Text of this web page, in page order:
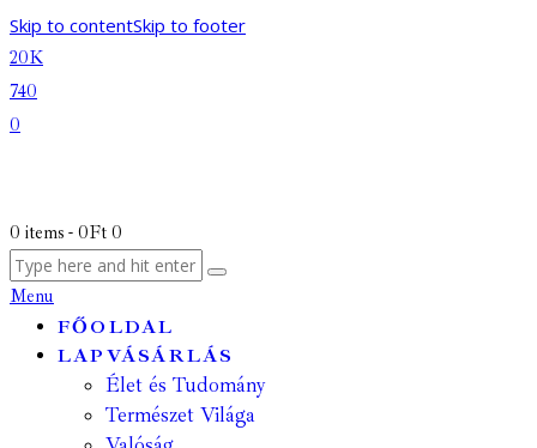
Skip to contentSkip to footer
20K
740
0
0 items - 0Ft 0
Menu
FŐOLDAL
LAPVÁSÁRLÁS
Élet és Tudomány
Természet Világa